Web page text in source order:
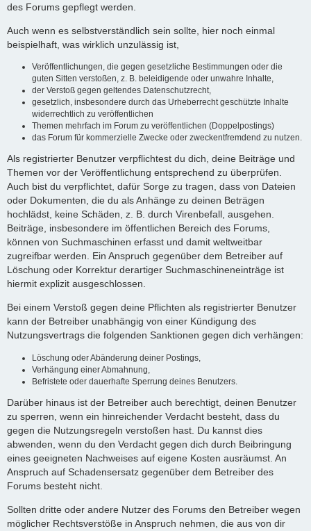
des Forums gepflegt werden.
Auch wenn es selbstverständlich sein sollte, hier noch einmal
beispielhaft, was wirklich unzulässig ist,
Veröffentlichungen, die gegen gesetzliche Bestimmungen oder die
guten Sitten verstoßen, z. B. beleidigende oder unwahre Inhalte,
der Verstoß gegen geltendes Datenschutzrecht,
gesetzlich, insbesondere durch das Urheberrecht geschützte Inhalte
widerrechtlich zu veröffentlichen
Themen mehrfach im Forum zu veröffentlichen (Doppelpostings)
das Forum für kommerzielle Zwecke oder zweckentfremdend zu nutzen.
Als registrierter Benutzer verpflichtest du dich, deine Beiträge und
Themen vor der Veröffentlichung entsprechend zu überprüfen.
Auch bist du verpflichtet, dafür Sorge zu tragen, dass von Dateien
oder Dokumenten, die du als Anhänge zu deinen Beträgen
hochlädst, keine Schäden, z. B. durch Virenbefall, ausgehen.
Beiträge, insbesondere im öffentlichen Bereich des Forums,
können von Suchmaschinen erfasst und damit weltweitbar
zugreifbar werden. Ein Anspruch gegenüber dem Betreiber auf
Löschung oder Korrektur derartiger Suchmaschineneinträge ist
hiermit explizit ausgeschlossen.
Bei einem Verstoß gegen deine Pflichten als registrierter Benutzer
kann der Betreiber unabhängig von einer Kündigung des
Nutzungsvertrags die folgenden Sanktionen gegen dich verhängen:
Löschung oder Abänderung deiner Postings,
Verhängung einer Abmahnung,
Befristete oder dauerhafte Sperrung deines Benutzers.
Darüber hinaus ist der Betreiber auch berechtigt, deinen Benutzer
zu sperren, wenn ein hinreichender Verdacht besteht, dass du
gegen die Nutzungsregeln verstoßen hast. Du kannst dies
abwenden, wenn du den Verdacht gegen dich durch Beibringung
eines geeigneten Nachweises auf eigene Kosten ausräumst. An
Anspruch auf Schadensersatz gegenüber dem Betreiber des
Forums besteht nicht.
Sollten dritte oder andere Nutzer des Forums den Betreiber wegen
möglicher Rechtsverstöße in Anspruch nehmen, die aus von dir